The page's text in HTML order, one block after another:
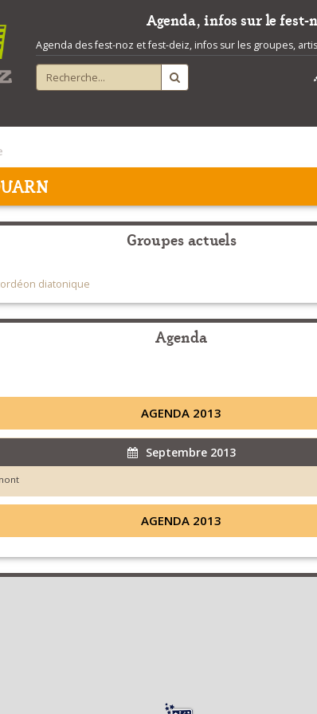
Agenda, infos sur le
Agenda des fest-noz et fest-deiz, infos sur les groupes,
Groupes actuels
diatonique
Agenda
AGENDA 2013
Septembre 2013
AGENDA 2013